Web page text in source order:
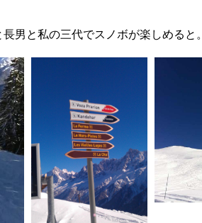
男と私の三代でスノボが楽しめると。